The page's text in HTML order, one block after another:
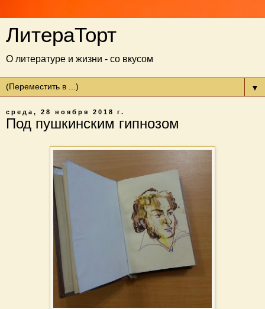
ЛитераТорт
О литературе и жизни - со вкусом
▼
среда, 28 ноября 2018 г.
Под пушкинским гипнозом